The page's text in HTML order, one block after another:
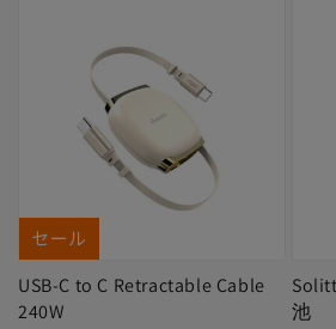
セール
USB-C to C Retractable Cable
240W
池